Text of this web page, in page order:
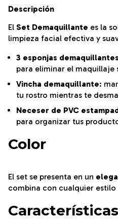
Descripción
El Set Demaquillante es la
limpieza facial efectiva y
3 esponjas
para eliminar el maquillaje
Vincha demaquillante:
tu rostro mientras te
Neceser de PVC
para organizar tus
Color
El set se presenta en un
combina con cualquier